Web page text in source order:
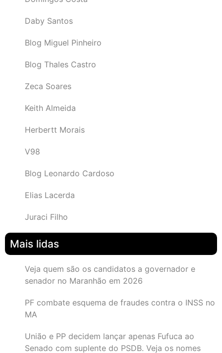
Daby Santos
Blog Miguel Pinheiro
Blog Thales Castro
Zeca Soares
Keith Almeida
Herbertt Morais
V98
Blog Leonardo Cardoso
Elias Lacerda
Juraci Filho
Mais lidas
Veja quem são os candidatos a governador e
senador no Maranhão em 2026
PF combate esquema de fraudes contra o INSS no
MA
União e PP decidem lançar apenas Fufuca ao
Senado com suplente do PSDB. Veja os nomes